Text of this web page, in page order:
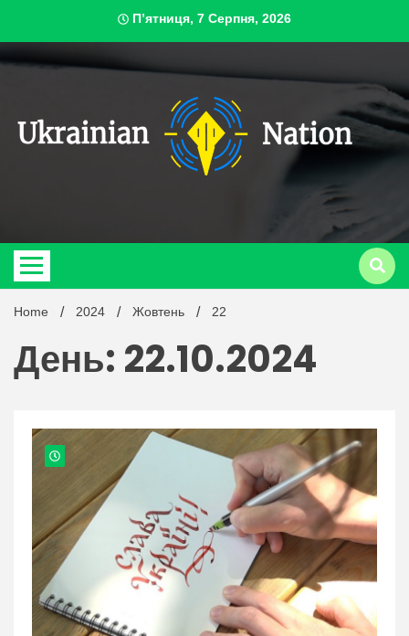
content
П’ятниця, 7 Серпня, 2026
Home 2024 Жовтень 22
День: 22.10.2024